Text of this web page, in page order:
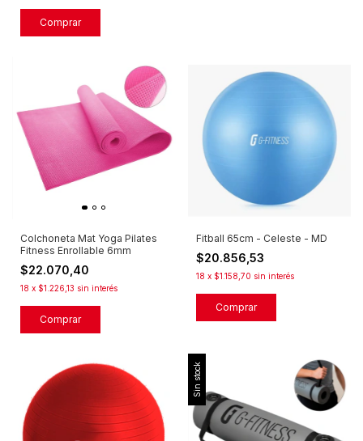
Comprar
Colchoneta Mat Yoga Pilates
Fitness Enrollable 6mm
$22.070,40
18 x $1.226,13 sin interés
Comprar
Fitball 65cm - Celeste - MD
$20.856,53
18 x $1.158,70 sin interés
Sin stock